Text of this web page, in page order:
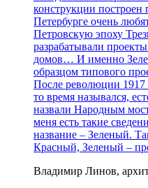
конструкции
Петербурге очень
Петровскую эпоху
разрабатывали
домов… И именно
образцом типового
После революции 1917
то время назывался,
назвали Народным
меня есть такие
название – Зеленый.
Красный, Зеленый –
Владимир Линов,